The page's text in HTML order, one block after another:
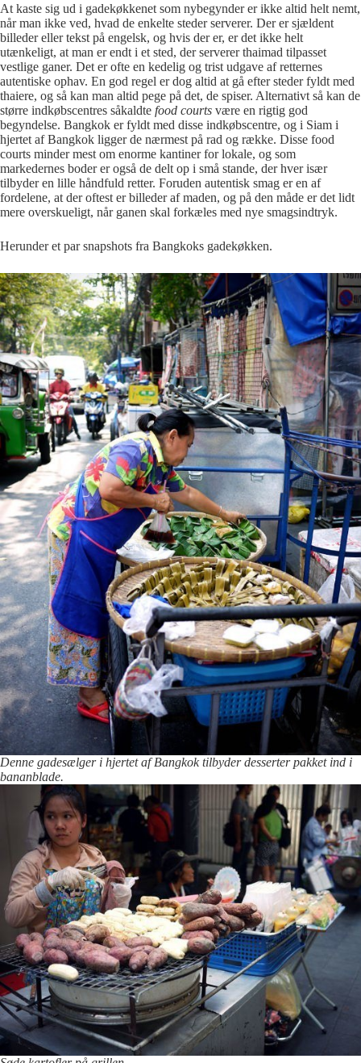
At kaste sig ud i gadekøkkenet som nybegynder er ikke altid helt nemt,
når man ikke ved, hvad de enkelte steder serverer. Der er sjældent
billeder eller tekst på engelsk, og hvis der er, er det ikke helt
utænkeligt, at man er endt i et sted, der serverer thaimad tilpasset
vestlige ganer. Det er ofte en kedelig og trist udgave af retternes
autentiske ophav. En god regel er dog altid at gå efter steder fyldt med
thaiere, og så kan man altid pege på det, de spiser. Alternativt så kan de
større indkøbscentres såkaldte food courts være en rigtig god
begyndelse. Bangkok er fyldt med disse indkøbscentre, og i Siam i
hjertet af Bangkok ligger de nærmest på rad og række. Disse food
courts minder mest om enorme kantiner for lokale, og som
markedernes boder er også de delt op i små stande, der hver især
tilbyder en lille håndfuld retter. Foruden autentisk smag er en af
fordelene, at der oftest er billeder af maden, og på den måde er det lidt
mere overskueligt, når ganen skal forkæles med nye smagsindtryk.
Herunder et par snapshots fra Bangkoks gadekøkken.
Denne gadesælger i hjertet af Bangkok tilbyder desserter pakket ind i
bananblade.